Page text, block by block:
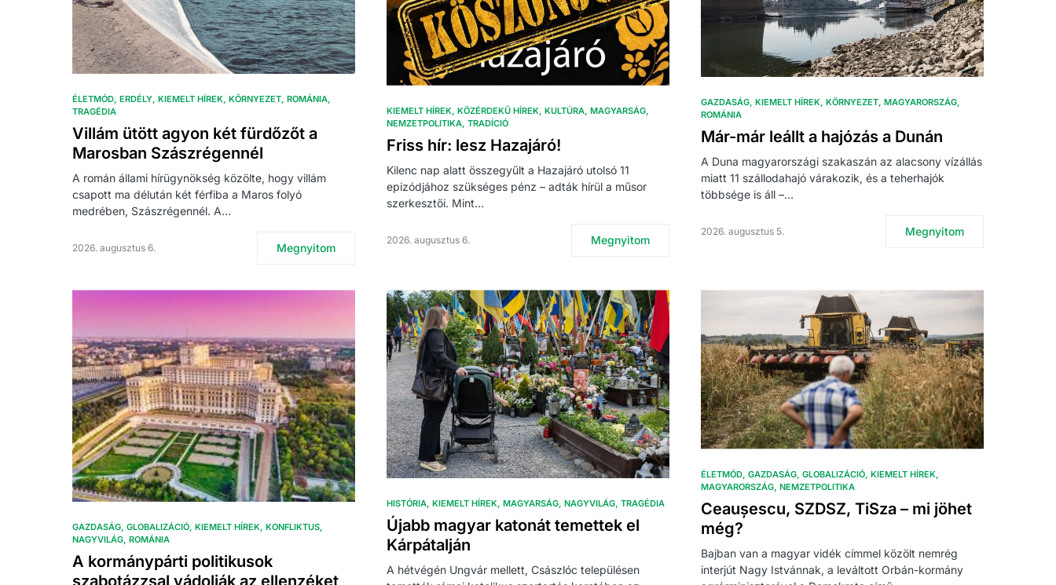
ÉLETMÓD ERDÉLY KIEMELT HÍREK KÖRNYEZET ROMÁNIA
TRAGÉDIA
Villám ütött agyon két fürdőzőt a
Marosban Szászrégennél
A román állami hírügynökség közölte, hogy villám
csapott ma délután két férfiba a Maros folyó
medrében, Szászrégennél. A…
2026. augusztus 6. Megnyitom
KIEMELT HÍREK KÖZÉRDEKŰ HÍREK KULTÚRA MAGYARSÁG
NEMZETPOLITIKA TRADÍCIÓ
Friss hír: lesz Hazajáró!
Kilenc nap alatt összegyűlt a Hazajáró utolsó 11
epizódjához szükséges pénz – adták hírül a műsor
szerkesztői. Mint…
2026. augusztus 6. Megnyitom
GAZDASÁG KIEMELT HÍREK KÖRNYEZET MAGYARORSZÁG
ROMÁNIA
Már-már leállt a hajózás a Dunán
A Duna magyarországi szakaszán az alacsony vízállás
miatt 11 szállodahajó várakozik, és a teherhajók
többsége is áll –…
2026. augusztus 5. Megnyitom
GAZDASÁG GLOBALIZÁCIÓ KIEMELT HÍREK KONFLIKTUS
NAGYVILÁG ROMÁNIA
A kormánypárti politikusok
szabotázzsal vádolják az ellenzéket
HISTÓRIA KIEMELT HÍREK MAGYARSÁG NAGYVILÁG TRAGÉDIA
Újabb magyar katonát temettek el
Kárpátalján
A hétvégén Ungvár mellett, Császlóc településen
ÉLETMÓD GAZDASÁG GLOBALIZÁCIÓ KIEMELT HÍREK
MAGYARORSZÁG NEMZETPOLITIKA
Ceaușescu, SZDSZ, TiSza – mi jöhet
még?
Bajban van a magyar vidék címmel közölt nemrég
interjút Nagy Istvánnak, a leváltott Orbán-kormány